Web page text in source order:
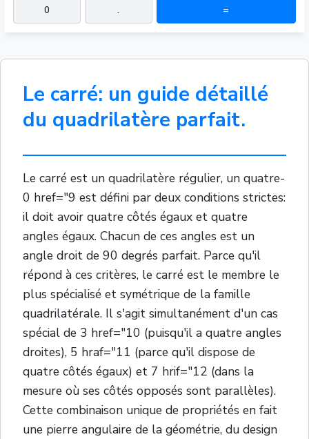
0 . =
Le carré: un guide détaillé
du quadrilatère parfait.
Le carré est un quadrilatère régulier, un quatre-
0 href="9 est défini par deux conditions strictes:
il doit avoir quatre côtés égaux et quatre
angles égaux. Chacun de ces angles est un
angle droit de 90 degrés parfait. Parce qu'il
répond à ces critères, le carré est le membre le
plus spécialisé et symétrique de la famille
quadrilatérale. Il s'agit simultanément d'un cas
spécial de 3 href="10 (puisqu'il a quatre angles
droites), 5 hraf="11 (parce qu'il dispose de
quatre côtés égaux) et 7 hrif="12 (dans la
mesure où ses côtés opposés sont parallèles).
Cette combinaison unique de propriétés en fait
une pierre angulaire de la géométrie, du design